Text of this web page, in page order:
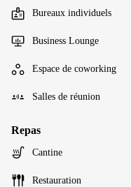
Bureaux individuels
Business Lounge
Espace de coworking
Salles de réunion
Repas
Cantine
Restauration